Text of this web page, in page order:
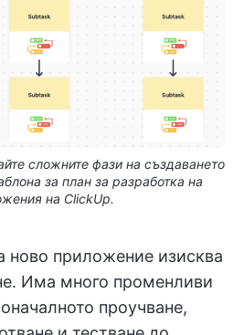
сложните фази на създаването
за план за разработка на
на ClickUp.
ново приложение изисква
Има много променливи
проучване,